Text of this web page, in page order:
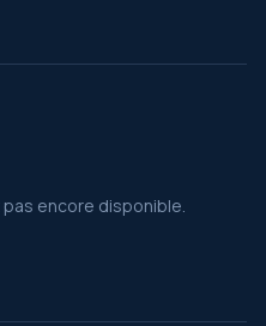
pas encore disponible.